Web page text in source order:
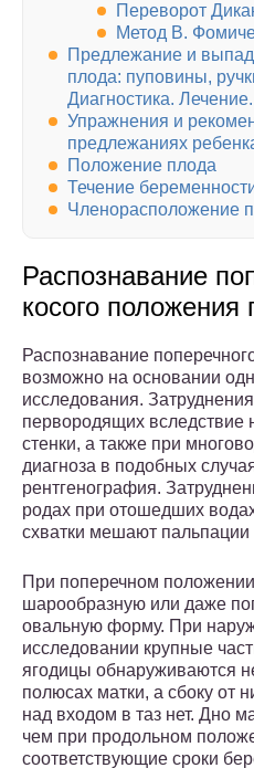
Переворот
Метод В.
Предлежание и
плода: пуповины,
Диагностика.
Упражнения и
предлежаниях
Положение плода
Течение
Членорасположение
Распознавание
косого положения
Распознавание
возможно на основании
исследования.
первородящих
стенки, а также при
диагноза в подобных
рентгенография.
родах при отошедших
схватки мешают пальпации
При поперечном
шарообразную или даже
овальную форму. При
исследовании крупные
ягодицы обнаруживаются
полюсах матки, а сбоку от
над входом в таз нет. Дно
чем при продольном
соответствующие сроки